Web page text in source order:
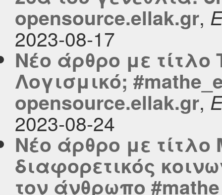
opensource.ellak.gr,
2023-08-17
Νέο άρθρο με τίτλο
Λογισμικό;
opensource.ellak.gr,
2023-08-24
Νέο άρθρο με τίτλο
διαφορετικός
τον άνθρωπο